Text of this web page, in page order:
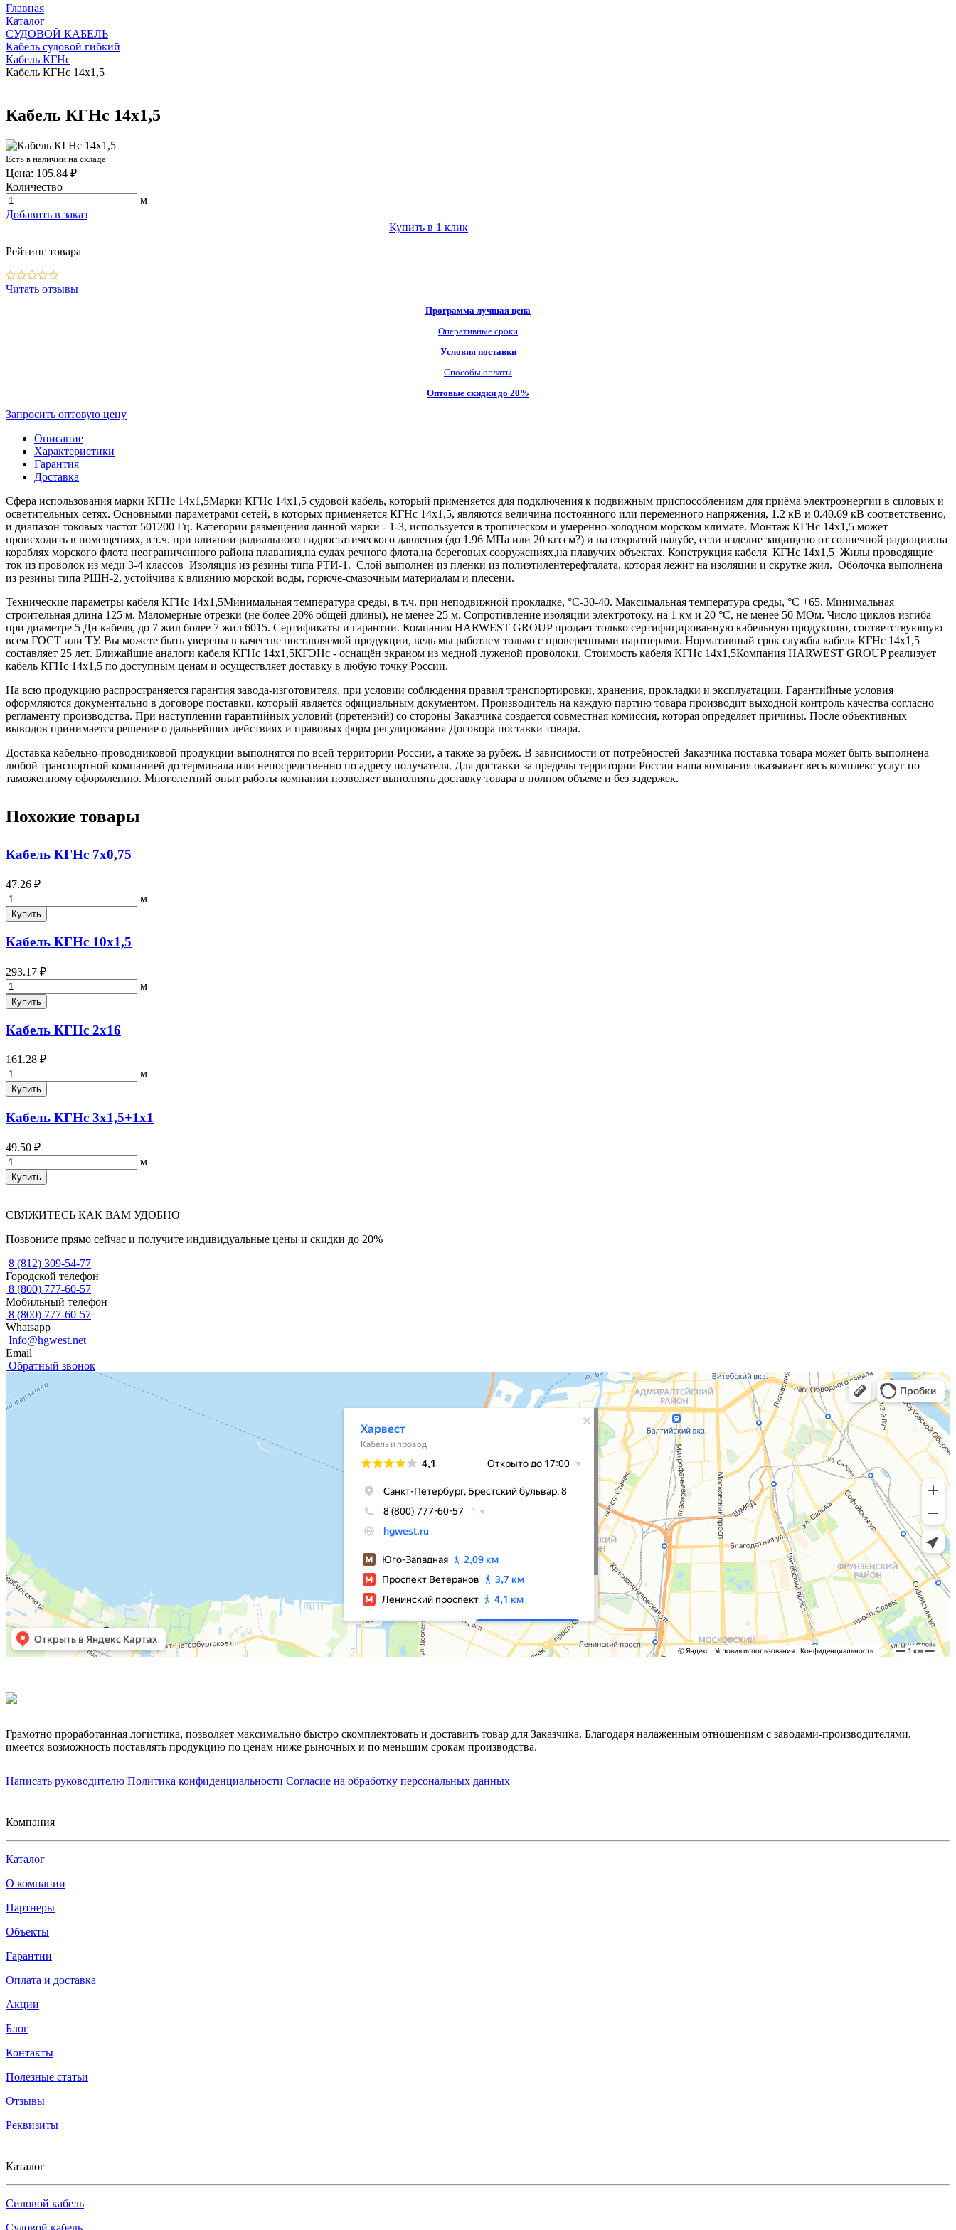
Главная
Каталог
СУДОВОЙ КАБЕЛЬ
Кабель судовой гибкий
Кабель КГНс
Кабель КГНс 14х1,5
Кабель КГНс 14х1,5
Есть в наличии на складе
Цена: 105.84 ₽
Количество
м
Добавить в заказ
Купить в 1 клик
Рейтинг товара
Читать отзывы
Программа лучшая цена
Оперативные сроки
Условия поставки
Способы оплаты
Оптовые скидки до 20%
Запросить оптовую цену
Описание
Характеристики
Гарантия
Доставка
Сфера использования марки КГНс 14х1,5Марки КГНс 14х1,5 судовой кабель, который применяется для подключения к подвижным приспособлениям для приёма электроэнергии в силовых и
осветительных сетях. Основными параметрами сетей, в которых применяется КГНс 14х1,5, являются величина постоянного или переменного напряжения, 1.2 кВ и 0.40.69 кВ соответственно,
и диапазон токовых частот 501200 Гц. Категории размещения данной марки - 1-3, используется в тропическом и умеренно-холодном морском климате. Монтаж КГНс 14х1,5 может
происходить в помещениях, в т.ч. при влиянии радиального гидростатического давления (до 1.96 МПа или 20 кгссм?) и на открытой палубе, если изделие защищено от солнечной радиации:на
кораблях морского флота неограниченного района плавания,на судах речного флота,на береговых сооружениях,на плавучих объектах. Конструкция кабеля КГНс 14х1,5 Жилы проводящие
ток из проволок из меди 3-4 классов Изоляция из резины типа РТИ-1. Слой выполнен из пленки из полиэтилентерефталата, которая лежит на изоляции и скрутке жил. Оболочка выполнена
из резины типа РШН-2, устойчива к влиянию морской воды, горюче-смазочным материалам и плесени.
Технические параметры кабеля КГНс 14х1,5Минимальная температура среды, в т.ч. при неподвижной прокладке, °С-30-40. Максимальная температура среды, °С +65. Минимальная
строительная длина 125 м. Маломерные отрезки (не более 20% общей длины), не менее 25 м. Сопротивление изоляции электротоку, на 1 км и 20 °С, не менее 50 МОм. Число циклов изгиба
при диаметре 5 Дн кабеля, до 7 жил более 7 жил 6015. Сертификаты и гарантии. Компания HARWEST GROUP продает только сертифицированную кабельную продукцию, соответствующую
всем ГОСТ или ТУ. Вы можете быть уверены в качестве поставляемой продукции, ведь мы работаем только с проверенными партнерами. Нормативный срок службы кабеля КГНс 14х1,5
составляет 25 лет. Ближайшие аналоги кабеля КГНс 14х1,5КГЭНс - оснащён экраном из медной луженой проволоки. Стоимость кабеля КГНс 14х1,5Компания HARWEST GROUP реализует
кабель КГНс 14х1,5 по доступным ценам и осуществляет доставку в любую точку России.
На всю продукцию распространяется гарантия завода-изготовителя, при условии соблюдения правил транспортировки, хранения, прокладки и эксплуатации. Гарантийные условия
оформляются документально в договоре поставки, который является официальным документом. Производитель на каждую партию товара производит выходной контроль качества согласно
регламенту производства. При наступлении гарантийных условий (претензий) со стороны Заказчика создается совместная комиссия, которая определяет причины. После объективных
выводов принимается решение о дальнейших действиях и правовых форм регулирования Договора поставки товара.
Доставка кабельно-проводниковой продукции выполнятся по всей территории России, а также за рубеж. В зависимости от потребностей Заказчика поставка товара может быть выполнена
любой транспортной компанией до терминала или непосредственно по адресу получателя. Для доставки за пределы территории России наша компания оказывает весь комплекс услуг по
таможенному оформлению. Многолетний опыт работы компании позволяет выполнять доставку товара в полном объеме и без задержек.
Похожие товары
Кабель КГНс 7х0,75
47.26 ₽
м
Купить
Кабель КГНс 10х1,5
293.17 ₽
м
Купить
Кабель КГНс 2х16
161.28 ₽
м
Купить
Кабель КГНс 3х1,5+1х1
49.50 ₽
м
Купить
СВЯЖИТЕСЬ КАК ВАМ УДОБНО
Позвоните прямо сейчас и получите индивидуальные цены и скидки до 20%
8 (812) 309-54-77
Городской телефон
8 (800) 777-60-57
Мобильный телефон
8 (800) 777-60-57
Whatsapp
Info@hgwest.net
Email
Обратный звонок
Грамотно проработанная логистика, позволяет максимально быстро скомплектовать и доставить товар для Заказчика. Благодаря налаженным отношениям с заводами-производителями,
имеется возможность поставлять продукцию по ценам ниже рыночных и по меньшим срокам производства.
Написать руководителю Политика конфиденциальности Согласие на обработку персональных данных
Компания
Каталог
О компании
Партнеры
Объекты
Гарантии
Оплата и доставка
Акции
Блог
Контакты
Полезные статьи
Отзывы
Реквизиты
Каталог
Силовой кабель
Судовой кабель